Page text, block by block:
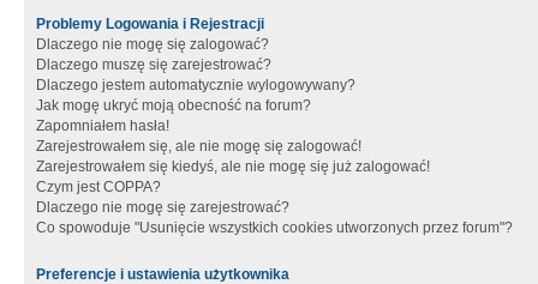
Problemy Logowania i Rejestracji
Dlaczego nie mogę się zalogować?
Dlaczego muszę się zarejestrować?
Dlaczego jestem automatycznie wylogowywany?
Jak mogę ukryć moją obecność na forum?
Zapomniałem hasła!
Zarejestrowałem się, ale nie mogę się zalogować!
Zarejestrowałem się kiedyś, ale nie mogę się już zalogować!
Czym jest COPPA?
Dlaczego nie mogę się zarejestrować?
Co spowoduje "Usunięcie wszystkich cookies utworzonych przez forum"?
Preferencje i ustawienia użytkownika